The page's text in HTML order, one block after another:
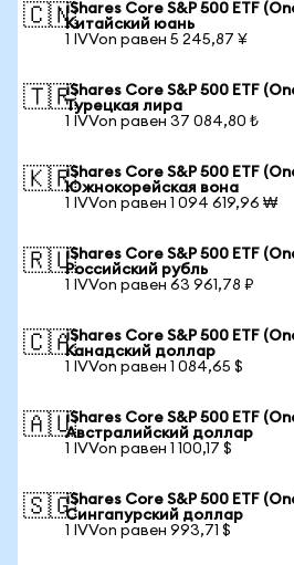
🇨🇳iShares Core S&P 500 ETF
Китайский юань
1 IVVon равен 5 245,87 ¥
🇹🇷iShares Core S&P 500 ETF
Турецкая лира
1 IVVon равен 37 084,80 ₺
🇰🇷iShares Core S&P 500 ETF
Южнокорейская вона
1 IVVon равен 1 094 619,96 ₩
🇷🇺iShares Core S&P 500 ETF
Российский рубль
1 IVVon равен 63 961,78 ₽
🇨🇦iShares Core S&P 500 ETF
Канадский доллар
1 IVVon равен 1 084,65 $
🇦🇺iShares Core S&P 500 ETF
Австралийский доллар
1 IVVon равен 1 100,17 $
🇸🇬iShares Core S&P 500 ETF
Сингапурский доллар
1 IVVon равен 993,71 $